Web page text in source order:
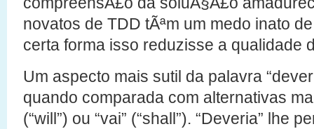
novatos de TDD tÃªm um medo inato
certa forma isso reduzisse a qualidade
Um aspecto mais sutil da palavra
quando comparada com alternativas
(“will”) ou “vai” (“shall”). “Deveria” lhe